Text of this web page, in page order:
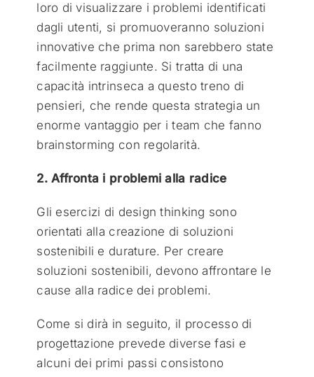
loro di visualizzare i problemi identificati
dagli utenti, si promuoveranno soluzioni
innovative che prima non sarebbero state
facilmente raggiunte. Si tratta di una
capacità intrinseca a questo treno di
pensieri, che rende questa strategia un
enorme vantaggio per i team che fanno
brainstorming con regolarità.
2. Affronta i problemi alla radice
Gli esercizi di design thinking sono
orientati alla creazione di soluzioni
sostenibili e durature. Per creare
soluzioni sostenibili, devono affrontare le
cause alla radice dei problemi.
Come si dirà in seguito, il processo di
progettazione prevede diverse fasi e
alcuni dei primi passi consistono